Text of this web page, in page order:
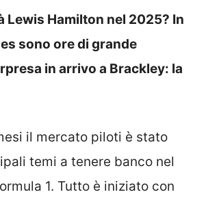
Lewis Hamilton nel 2025? In
sono ore di grande
in arrivo a Brackley: la
il mercato piloti è stato
temi a tenere banco nel
1. Tutto è iniziato con